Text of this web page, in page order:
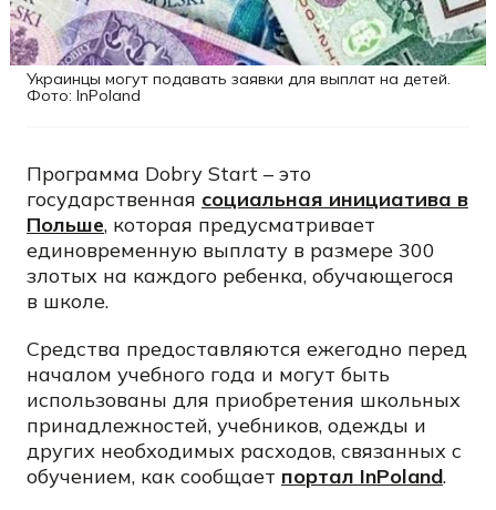
Украинцы могут подавать заявки для выплат на детей.
Фото: InPoland
Программа Dobry Start – это
государственная социальная инициатива в
Польше, которая предусматривает
единовременную выплату в размере 300
злотых на каждого ребенка, обучающегося
в школе.
Средства предоставляются ежегодно перед
началом учебного года и могут быть
использованы для приобретения школьных
принадлежностей, учебников, одежды и
других необходимых расходов, связанных с
обучением, как сообщает портал InPoland.